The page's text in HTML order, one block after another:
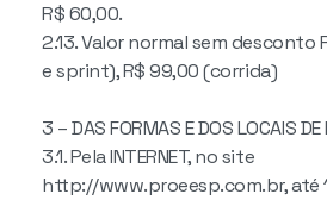
R$ 60,00.
2.13. Valor normal sem
e sprint), R$ 99,00 (corrida)
3 – DAS FORMAS E DOS LOCAIS DE
3.1. Pela INTERNET, no site
http://www.proeesp.com.br, até